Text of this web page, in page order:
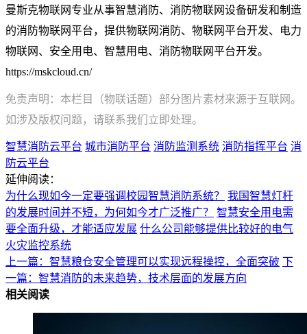
曼斯克物联网专业从事智慧消防、消防物联网设备研发和制造
的消防物联网平台，提供物联网消防、物联网平台开发、电力
物联网、安全用电、智慧用电、消防物联网平台开发。
https://mskcloud.cn/
免责声明：本栏目（物联话题）部分图片素材来源于互联网。
如涉及版权问题，请联系我们立即处理。
智慧消防云平台 城市消防平台 消防监测系统 消防指挥平台 消
防云平台
延伸阅读：
为什么现如今一定要强调校园智慧消防系统？
我国智慧灯杆
的发展时间并不短，为何如今才广泛推广？
智慧安全用电需
要全面升级，才能适应发展 什么公司能够提供比较好的电气
火灾监控系统
上一篇：智慧粮仓安全管理可以实现远程操控，全面突破 下
一篇：智慧消防的未来趋势，技术层面的发展方向
相关阅读